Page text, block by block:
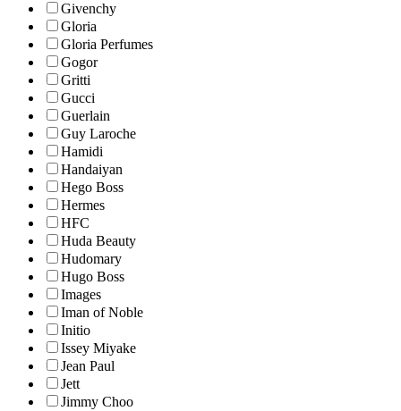
Givenchy
Gloria
Gloria Perfumes
Gogor
Gritti
Gucci
Guerlain
Guy Laroche
Hamidi
Handaiyan
Hego Boss
Hermes
HFC
Huda Beauty
Hudomary
Hugo Boss
Images
Iman of Noble
Initio
Issey Miyake
Jean Paul
Jett
Jimmy Choo